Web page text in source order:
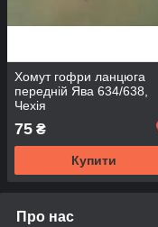
Хомут гофри ланцюга
передній Ява 634/638,
Чехія
75 ₴
Купити
Про нас